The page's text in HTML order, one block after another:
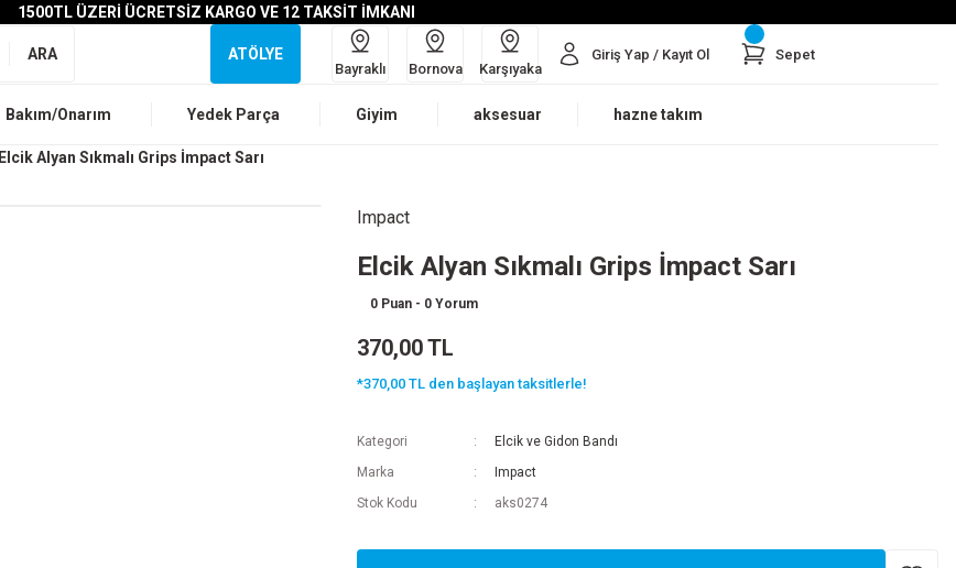
1500TL ÜZERİ ÜCRETSİZ KARGO VE 12 TAKSİT İMKANI
ARA ATÖLYE
Bayraklı Bornova Karşıyaka
Giriş Yap / Kayıt Ol Sepet
Bakım/Onarım Yedek Parça Giyim aksesuar hazne takım
Elcik Alyan Sıkmalı Grips İmpact Sarı
Impact
Elcik Alyan Sıkmalı Grips İmpact Sarı
0 Puan - 0 Yorum
370,00 TL
*370,00 TL den başlayan taksitlerle!
Kategori
Elcik ve Gidon Bandı
Marka
Impact
Stok Kodu
aks0274